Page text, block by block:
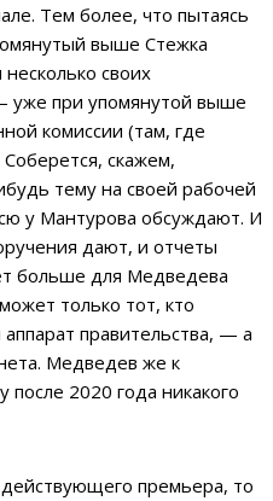
Тем более, что пытаясь
выше Стежка
своих
уже при упомянутой выше
комиссии (там, где
скажем,
тему на своей рабочей
у Мантурова обсуждают. И
дают, и отчеты
больше для Медведева
только тот, кто
правительства, — а
Медведев же к
после 2020 года никакого
премьера, то